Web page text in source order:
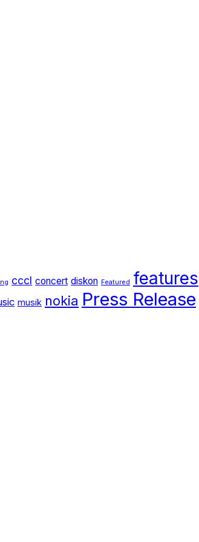
cccl concert diskon Featured features
musik nokia Press Release